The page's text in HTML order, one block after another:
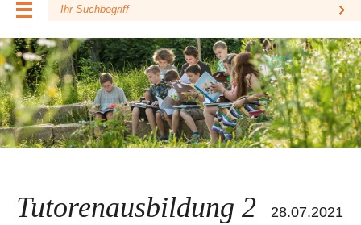
Tutorenausbildung 2 28.07.2021